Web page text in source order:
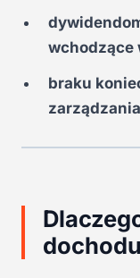
wchodzące
braku